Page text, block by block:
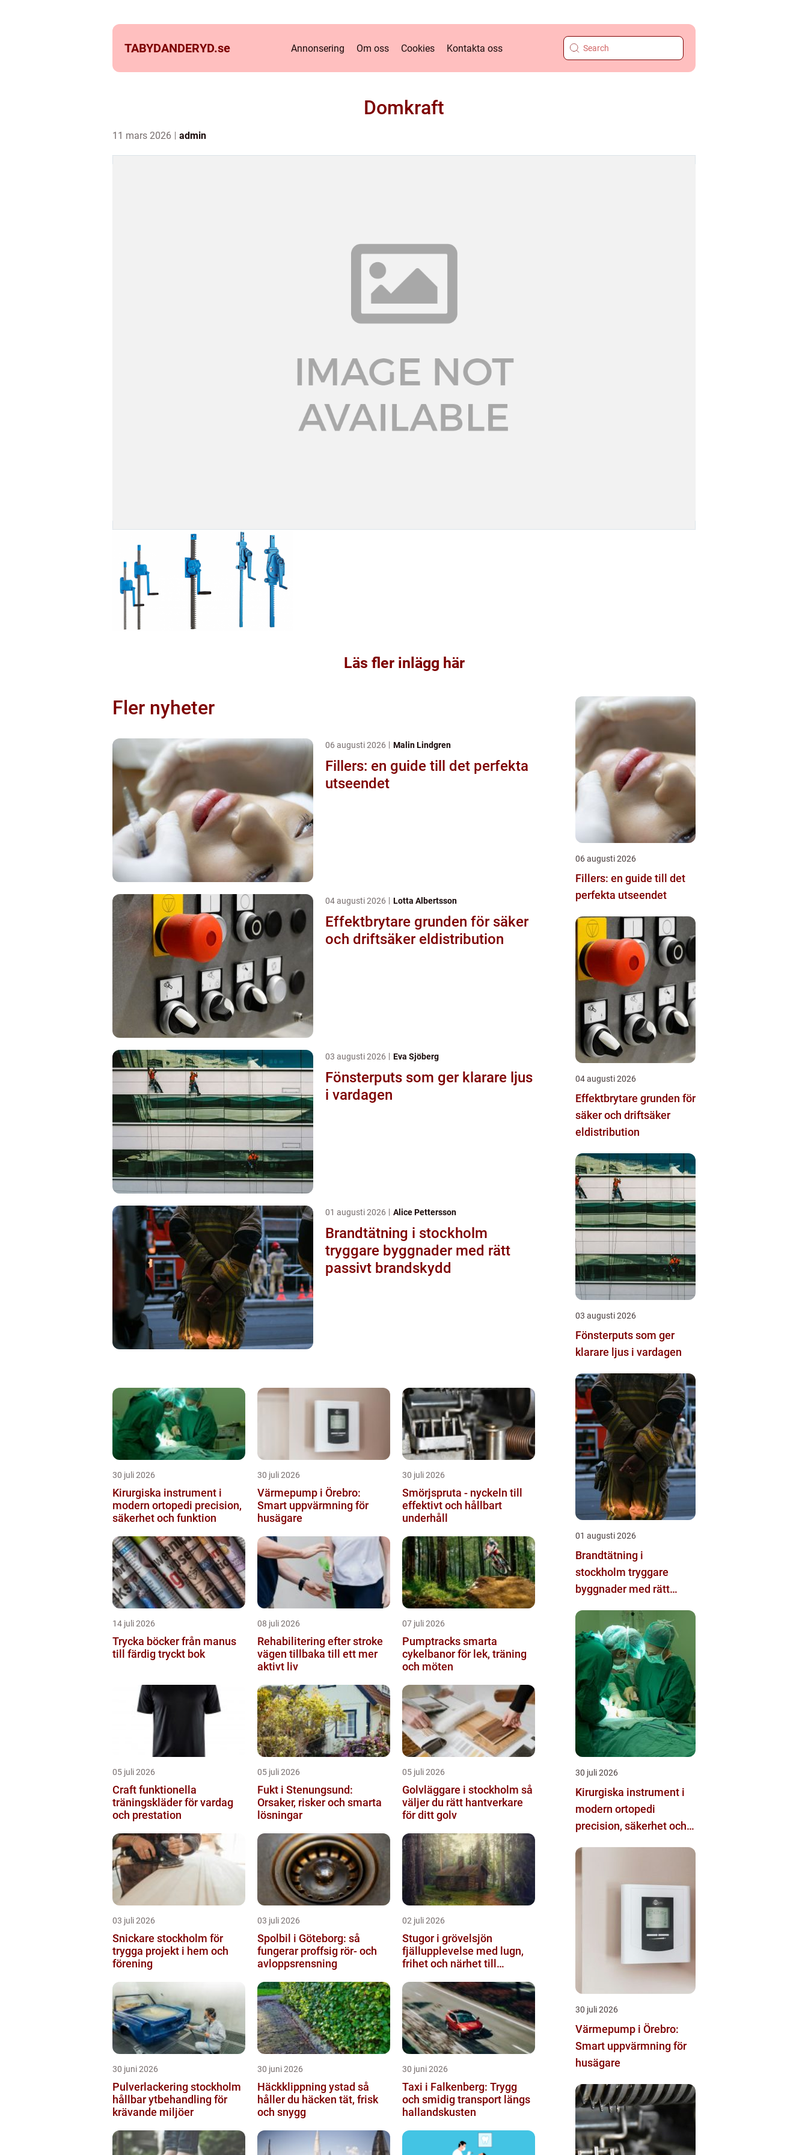
TABYDANDERYD.se Annonsering Om oss Cookies Kontakta oss
Domkraft
11 mars 2026 admin
Läs fler inlägg här
Fler nyheter
06 augusti 2026 Malin Lindgren
Fillers: en guide till det perfekta
utseendet
04 augusti 2026 Lotta Albertsson
Effektbrytare grunden för säker
och driftsäker eldistribution
03 augusti 2026 Eva Sjöberg
Fönsterputs som ger klarare ljus
i vardagen
01 augusti 2026 Alice Pettersson
Brandtätning i stockholm
tryggare byggnader med rätt
passivt brandskydd
30 juli 2026
Kirurgiska instrument i
modern ortopedi precision,
säkerhet och funktion
30 juli 2026
Värmepump i Örebro:
Smart uppvärmning för
husägare
30 juli 2026
Smörjspruta - nyckeln till
effektivt och hållbart
underhåll
14 juli 2026
Trycka böcker från manus
till färdig tryckt bok
08 juli 2026
Rehabilitering efter stroke
vägen tillbaka till ett mer
aktivt liv
07 juli 2026
Pumptracks smarta
cykelbanor för lek, träning
och möten
05 juli 2026
Craft funktionella
träningskläder för vardag
och prestation
05 juli 2026
Fukt i Stenungsund:
Orsaker, risker och smarta
lösningar
05 juli 2026
Golvläggare i stockholm så
väljer du rätt hantverkare
för ditt golv
03 juli 2026
Snickare stockholm för
trygga projekt i hem och
förening
03 juli 2026
Spolbil i Göteborg: så
fungerar proffsig rör- och
avloppsrensning
02 juli 2026
Stugor i grövelsjön
fjällupplevelse med lugn,
frihet och närhet till
30 juni 2026
Pulverlackering stockholm
hållbar ytbehandling för
krävande miljöer
30 juni 2026
Häckklippning ystad så
håller du häcken tät, frisk
och snygg
30 juni 2026
Taxi i Falkenberg: Trygg
och smidig transport längs
hallandskusten
06 augusti 2026
Fillers: en guide till det
perfekta utseendet
04 augusti 2026
Effektbrytare grunden för
säker och driftsäker
eldistribution
03 augusti 2026
Fönsterputs som ger
klarare ljus i vardagen
01 augusti 2026
Brandtätning i
stockholm tryggare
byggnader med rätt
30 juli 2026
Kirurgiska instrument i
modern ortopedi
precision, säkerhet och
30 juli 2026
Värmepump i Örebro:
Smart uppvärmning för
husägare